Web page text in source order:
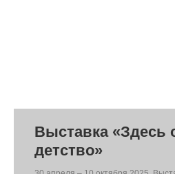
Выставка «Здесь
детство»